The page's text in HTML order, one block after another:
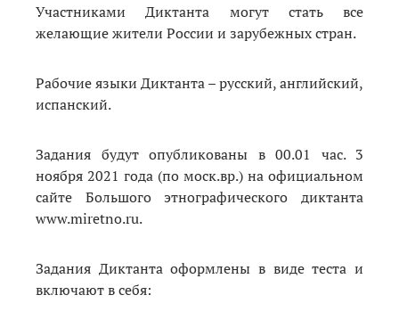
Участниками Диктанта могут стать все
желающие жители России и зарубежных стран.
Рабочие языки Диктанта – русский, английский,
испанский.
Задания будут опубликованы в 00.01 час. 3
ноября 2021 года (по моск.вр.) на официальном
сайте Большого этнографического диктанта
www.miretno.ru.
Задания Диктанта оформлены в виде теста и
включают в себя: